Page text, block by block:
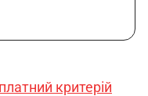
критерій